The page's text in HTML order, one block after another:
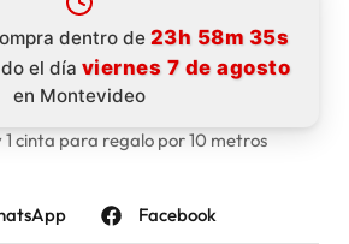
dentro de 23h 58m 34s
el día viernes 7 de agosto
en Montevideo
1 cinta para regalo por 10 metros
Facebook